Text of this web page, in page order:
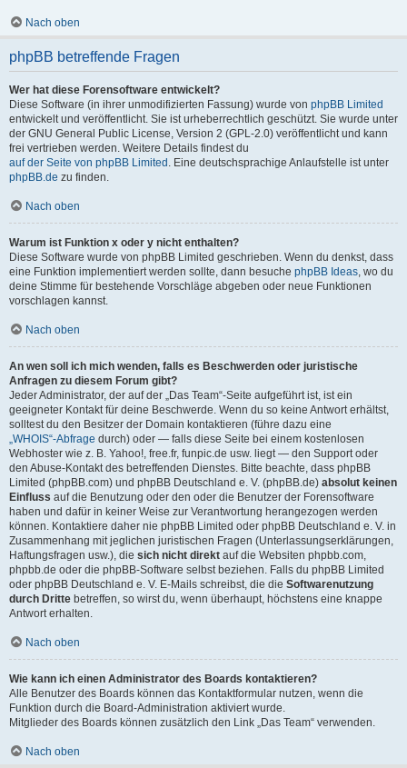
Nach oben
phpBB betreffende Fragen
Wer hat diese Forensoftware entwickelt?
Diese Software (in ihrer unmodifizierten Fassung) wurde von phpBB Limited
entwickelt und veröffentlicht. Sie ist urheberrechtlich geschützt. Sie wurde unter
der GNU General Public License, Version 2 (GPL-2.0) veröffentlicht und kann
frei vertrieben werden. Weitere Details findest du
auf der Seite von phpBB Limited. Eine deutschsprachige Anlaufstelle ist unter
phpBB.de zu finden.
Nach oben
Warum ist Funktion x oder y nicht enthalten?
Diese Software wurde von phpBB Limited geschrieben. Wenn du denkst, dass
eine Funktion implementiert werden sollte, dann besuche phpBB Ideas, wo du
deine Stimme für bestehende Vorschläge abgeben oder neue Funktionen
vorschlagen kannst.
Nach oben
An wen soll ich mich wenden, falls es Beschwerden oder juristische
Anfragen zu diesem Forum gibt?
Jeder Administrator, der auf der „Das Team“-Seite aufgeführt ist, ist ein
geeigneter Kontakt für deine Beschwerde. Wenn du so keine Antwort erhältst,
solltest du den Besitzer der Domain kontaktieren (führe dazu eine
„WHOIS“-Abfrage durch) oder — falls diese Seite bei einem kostenlosen
Webhoster wie z. B. Yahoo!, free.fr, funpic.de usw. liegt — den Support oder
den Abuse-Kontakt des betreffenden Dienstes. Bitte beachte, dass phpBB
Limited (phpBB.com) und phpBB Deutschland e. V. (phpBB.de) absolut keinen
Einfluss auf die Benutzung oder den oder die Benutzer der Forensoftware
haben und dafür in keiner Weise zur Verantwortung herangezogen werden
können. Kontaktiere daher nie phpBB Limited oder phpBB Deutschland e. V. in
Zusammenhang mit jeglichen juristischen Fragen (Unterlassungserklärungen,
Haftungsfragen usw.), die sich nicht direkt auf die Websiten phpbb.com,
phpbb.de oder die phpBB-Software selbst beziehen. Falls du phpBB Limited
oder phpBB Deutschland e. V. E-Mails schreibst, die die Softwarenutzung
durch Dritte betreffen, so wirst du, wenn überhaupt, höchstens eine knappe
Antwort erhalten.
Nach oben
Wie kann ich einen Administrator des Boards kontaktieren?
Alle Benutzer des Boards können das Kontaktformular nutzen, wenn die
Funktion durch die Board-Administration aktiviert wurde.
Mitglieder des Boards können zusätzlich den Link „Das Team“ verwenden.
Nach oben